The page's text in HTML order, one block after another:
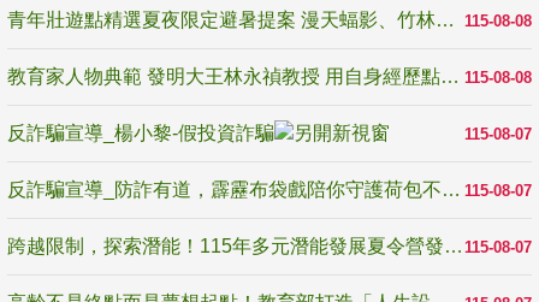
115-08-08
青年壯遊點精選夏夜限定避暑提案 漫天蝠影、竹林尋蛙、茶香夜觀 邀青年暮色出發
115-08-08
教育家人物典範 發明大王林永禎教授 用自身經歷點亮學生的路
115-08-07
反詐騙宣導_楊小黎-假投資詐騙
115-08-07
反詐騙宣導_防詐有道，霹靂布袋戲陪你守護荷包不受騙
115-08-07
跨越限制，探索潛能！115年多元潛能發展夏令營發掘生命無限可能